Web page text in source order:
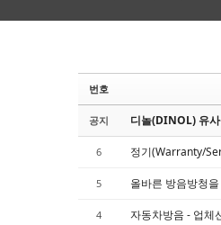
번호
공지 디놀(DINOL) 유
6 정기(Warranty/
5 올바른 방음방청
4 자동차방음 - 업체